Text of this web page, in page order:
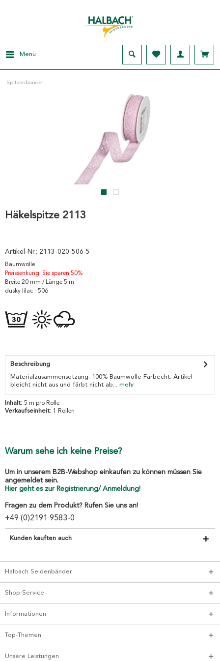
Menü
Spitzenbänder
Häkelspitze 2113
Artikel-Nr.: 2113-020-506-5
Baumwolle
Preissenkung: Sie sparen 50%
Breite 20 mm / Länge 5 m
dusky lilac - 506
Beschreibung
Materialzusammensetzung: 100% Baumwolle Farbecht: Artikel
bleicht nicht aus und färbt nicht ab... mehr
Inhalt: 5 m pro Rolle
Verkaufseinheit: 1 Rollen
Warum sehe ich keine Preise?
Um in unserem B2B-Webshop einkaufen zu können müssen Sie
angemeldet sein.
Hier geht es zur Registrierung/ Anmeldung!
Fragen zu dem Produkt? Rufen Sie uns an!
+49 (0)2191 9583-0
Kunden kauften auch
Halbach Seidenbänder
Shop-Service
Informationen
Top-Themen
Unsere Leistungen